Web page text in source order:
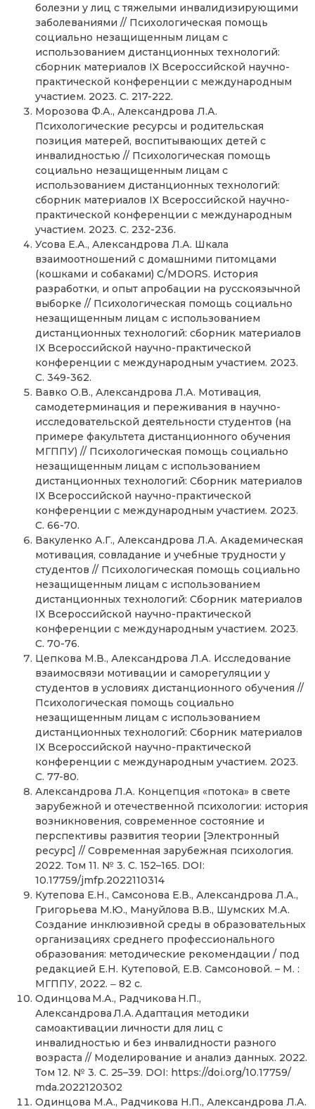
болезни у лиц с тяжелыми инвалидизирующими
заболеваниями // Психологическая помощь
социально незащищенным лицам с
использованием дистанционных технологий:
сборник материалов IX Всероссийской научно-
практической конференции с международным
участием. 2023. С. 217-222.
Морозова Ф.А., Александрова Л.А.
Психологические ресурсы и родительская
позиция матерей, воспитывающих детей с
инвалидностью // Психологическая помощь
социально незащищенным лицам с
использованием дистанционных технологий:
сборник материалов IX Всероссийской научно-
практической конференции с международным
участием. 2023. С. 232-236.
Усова Е.А., Александрова Л.А. Шкала
взаимоотношений с домашними питомцами
(кошками и собаками) C/MDORS. История
разработки, и опыт апробации на русскоязычной
выборке // Психологическая помощь социально
незащищенным лицам с использованием
дистанционных технологий: сборник материалов
IX Всероссийской научно-практической
конференции с международным участием. 2023.
С. 349-362.
Вавко О.В., Александрова Л.А. Мотивация,
самодетерминация и переживания в научно-
исследовательской деятельности студентов (на
примере факультета дистанционного обучения
МГППУ) // Психологическая помощь социально
незащищенным лицам с использованием
дистанционных технологий: Сборник материалов
IX Всероссийской научно-практической
конференции с международным участием. 2023.
С. 66-70.
Вакуленко А.Г., Александрова Л.А. Академическая
мотивация, совладание и учебные трудности у
студентов // Психологическая помощь социально
незащищенным лицам с использованием
дистанционных технологий: Сборник материалов
IX Всероссийской научно-практической
конференции с международным участием. 2023.
С. 70-76.
Цепкова М.В., Александрова Л.А. Исследование
взаимосвязи мотивации и саморегуляции у
студентов в условиях дистанционного обучения //
Психологическая помощь социально
незащищенным лицам с использованием
дистанционных технологий: Сборник материалов
IX Всероссийской научно-практической
конференции с международным участием. 2023.
С. 77-80.
Александрова Л.А. Концепция «потока» в свете
зарубежной и отечественной психологии: история
возникновения, современное состояние и
перспективы развития теории [Электронный
ресурс] // Современная зарубежная психология.
2022. Том 11. № 3. С. 152–165. DOI:
10.17759/jmfp.2022110314
Кутепова Е.Н., Самсонова Е.В., Александрова Л.А.,
Григорьева М.Ю., Мануйлова В.В., Шумских М.А.
Создание инклюзивной среды в образовательных
организациях среднего профессионального
образования: методические рекомендации / под
редакцией Е.Н. Кутеповой, Е.В. Самсоновой. – М. :
МГППУ, 2022. ‒ 82 с.
Одинцова М.А., Радчикова Н.П.,
Александрова Л.А. Адаптация методики
самоактивации личности для лиц с
инвалидностью и без инвалидности разного
возраста // Моделирование и анализ данных. 2022.
Том 12. № 3. C. 25–39. DOI: https://doi.org/10.17759/
mda.2022120302
Одинцова М.А., Радчикова Н.П., Александрова Л.А.